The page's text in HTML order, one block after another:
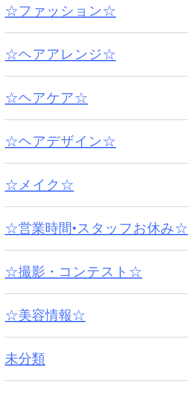
☆ファッション☆
☆ヘアアレンジ☆
☆ヘアケア☆
☆ヘアデザイン☆
☆メイク☆
☆営業時間•スタッフお休み☆
☆撮影・コンテスト☆
☆美容情報☆
未分類